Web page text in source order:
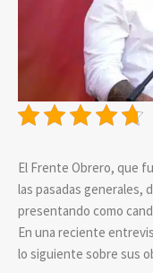
El Frente Obrero, que
las pasadas generales,
presentando como
En una reciente
lo siguiente sobre sus